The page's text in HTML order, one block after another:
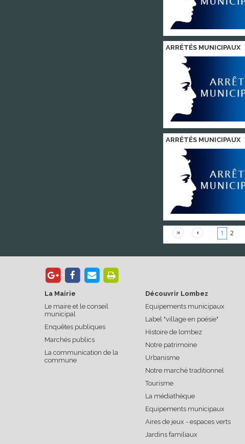
ARRÉTÉS MUNICIPAUX
ARRÉTÉS MUNICIPAUX
1 2
La Mairie
Le maire et le conseil
municipal
Enquêtes publiques
Marchés publics
La communication de la
commune
Découvrir Lombez
Equipements municipaux
Label "village en poésie"
Histoire de lombez
Notre patrimoine
Urbanisme
Notre marché traditionnel
Tourisme
La médiathèque
Equipements municipaux
Aires de jeux - espaces verts
Jardins familiaux